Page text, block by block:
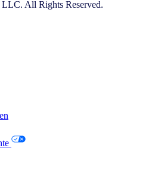
All Rights Reserved.